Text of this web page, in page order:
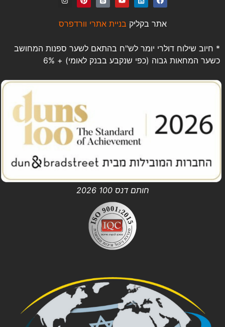
אתר בקליק בניית אתרי וורדפרס
* חיוב שילוח דולרי יומר לש"ח בהתאם לשער ספנות המחושב
כשער המחאות גבוה (כפי שנקבע בבנק לאומי) + 6%
חותם דנס 100 2026